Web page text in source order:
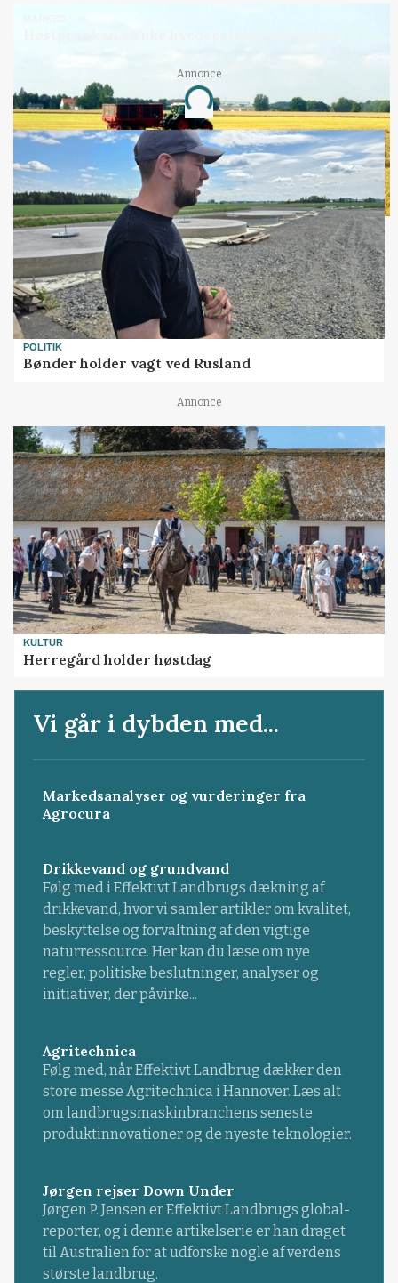
Annonce
Loading...
POLITIK
Bønder holder vagt ved Rusland
Annonce
KULTUR
Herregård holder høstdag
Vi går i dybden med...
Markedsanalyser og vurderinger fra
Agrocura
Drikkevand og grundvand
Følg med i Effektivt Landbrugs dækning af
drikkevand, hvor vi samler artikler om kvalitet,
beskyttelse og forvaltning af den vigtige
naturressource. Her kan du læse om nye
regler, politiske beslutninger, analyser og
initiativer, der påvirke...
Agritechnica
Følg med, når Effektivt Landbrug dækker den
store messe Agritechnica i Hannover. Læs alt
om landbrugsmaskinbranchens seneste
produktinnovationer og de nyeste teknologier.
Jørgen rejser Down Under
Jørgen P. Jensen er Effektivt Landbrugs global-
reporter, og i denne artikelserie er han draget
til Australien for at udforske nogle af verdens
største landbrug.